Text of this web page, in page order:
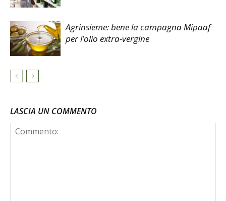
Agrinsieme: bene la campagna Mipaaf
per l’olio extra-vergine
LASCIA UN COMMENTO